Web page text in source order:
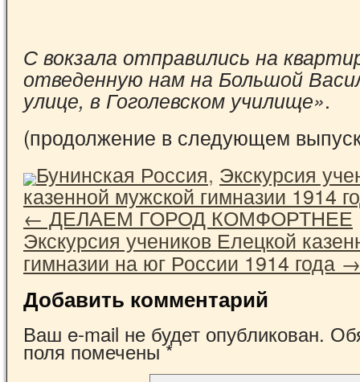
С вокзала отправились на
отведенную нам на Большой
улице, в Гоголевском училище».
(продолжение в следующем
Бунинская Россия, Экскурсия
казенной мужской гимназии 1914
←ДЕЛАЕМ ГОРОД КОМФОРТНЕЕ
Экскурсия учеников Елецкой
гимназии на юг России 1914 года →
Добавить комментарий
Ваш e-mail не будет опубликован.
поля помечены*